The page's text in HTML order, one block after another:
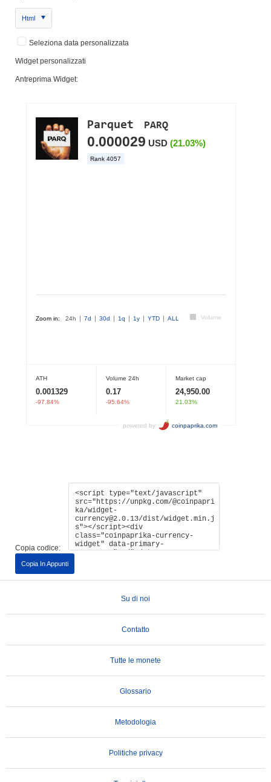
Html
Seleziona data personalizzata
Widget personalizzati
Antreprima Widget:
Copia codice:
Copia In Appunti
Su di noi
Contatto
Tutte le monete
Glossario
Metodologia
Politiche privacy